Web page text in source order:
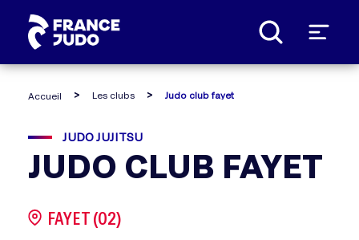
Accueil Les clubs Judo club fayet
JUDO JUJITSU
JUDO CLUB FAYET
FAYET (02)